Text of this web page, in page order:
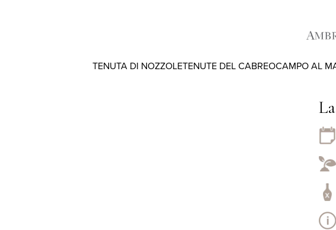
TENUTA DI NOZZOLETENUTE DEL CABREOCAMPO AL